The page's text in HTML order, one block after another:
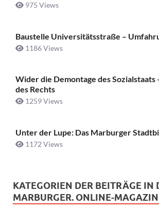
975 Views
Baustelle Universitätsstraße ­–
1186 Views
Wider die Demontage des
des Rechts
1259 Views
Unter der Lupe: Das Marburger
1172 Views
KATEGORIEN DER BEITRÄGE IN
MARBURGER. ONLINE-MAGAZIN